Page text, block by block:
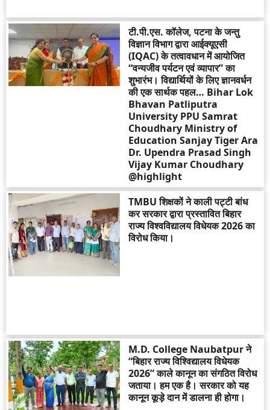
टी.पी.एस. कॉलेज, पटना के जन्तु
विज्ञान विभाग द्वारा आईक्यूएसी
(IQAC) के तत्वावधान में आयोजित
“वन्यजीव पर्यटन एवं व्यापार” का
शुभारंभ। विद्यार्थियों के लिए ज्ञानवर्धन
की एक सार्थक पहल… Bihar Lok
Bhavan Patliputra
University PPU Samrat
Choudhary Ministry of
Education Sanjay Tiger Ara
Dr. Upendra Prasad Singh
Vijay Kumar Choudhary
@highlight
TMBU शिक्षकों ने काली पट्टी बांध
कर सरकार द्वारा प्रस्तावित बिहार
राज्य विश्वविद्यालय विधेयक 2026 का
विरोध किया।
M.D. College Naubatpur ने
“बिहार राज्य विश्विद्यालय विधेयक
2026” काले कानून का संगठित विरोध
जताया। हम एक है। सरकार को यह
कानून कूड़े दान में डालना ही होगा।